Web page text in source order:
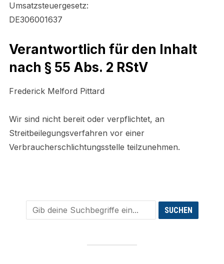
Umsatzsteuergesetz:
DE306001637
Verantwortlich für den Inhalt
nach § 55 Abs. 2 RStV
Frederick Melford Pittard
Wir sind nicht bereit oder verpflichtet, an
Streitbeilegungsverfahren vor einer
Verbraucherschlichtungsstelle teilzunehmen.